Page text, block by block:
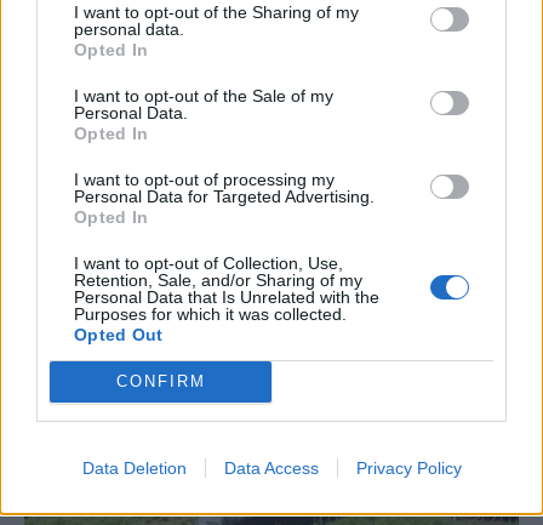
I want to opt-out of the Sharing of my
personal data.
Opted In
I want to opt-out of the Sale of my
Personal Data.
Opted In
I want to opt-out of processing my
Personal Data for Targeted Advertising.
Opted In
I want to opt-out of Collection, Use,
Retention, Sale, and/or Sharing of my
Personal Data that Is Unrelated with the
Purposes for which it was collected.
Opted Out
CONFIRM
Data Deletion Data Access Privacy Policy